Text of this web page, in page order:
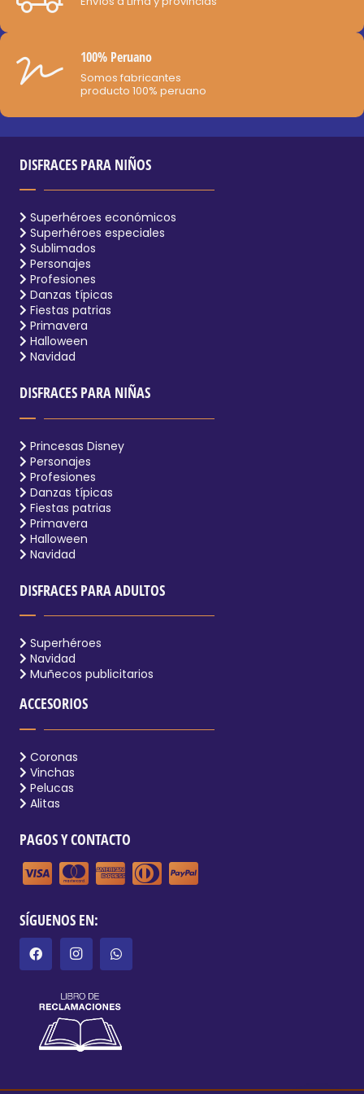
100% Peruano
Somos fabricantes
producto 100% peruano
DISFRACES PARA NIÑOS
Superhéroes económicos
Superhéroes especiales
Sublimados
Personajes
Profesiones
Danzas típicas
Fiestas patrias
Primavera
Halloween
Navidad
DISFRACES PARA NIÑAS
Princesas Disney
Personajes
Profesiones
Danzas típicas
Fiestas patrias
Primavera
Halloween
Navidad
DISFRACES PARA ADULTOS
Superhéroes
Navidad
Muñecos publicitarios
ACCESORIOS
Coronas
Vinchas
Pelucas
Alitas
PAGOS Y CONTACTO
SÍGUENOS EN: